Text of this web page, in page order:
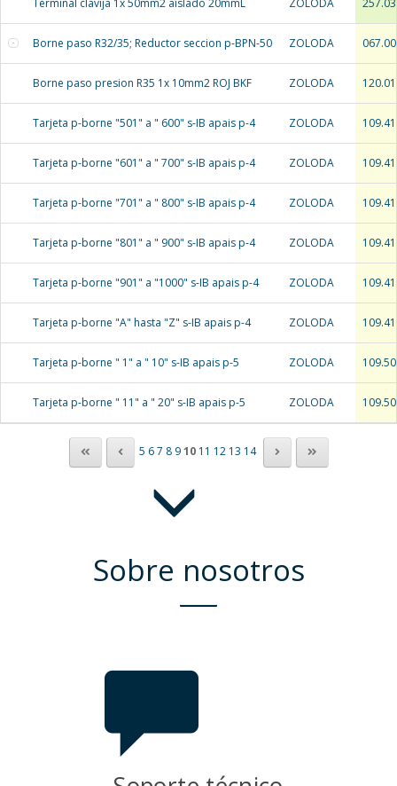
Borne paso R32/35; Reductor seccion p-BPN-50 ZOLODA
Borne paso presion R35 1x 10mm2 ROJ BKF ZOLODA
Tarjeta p-borne "501" a " 600" s-IB apais p-4 ZOLODA
Tarjeta p-borne "601" a " 700" s-IB apais p-4 ZOLODA
Tarjeta p-borne "701" a " 800" s-IB apais p-4 ZOLODA
Tarjeta p-borne "801" a " 900" s-IB apais p-4 ZOLODA
Tarjeta p-borne "901" a "1000" s-IB apais p-4 ZOLODA
Tarjeta p-borne "A" hasta "Z" s-IB apais p-4 ZOLODA
Tarjeta p-borne " 1" a " 10" s-IB apais p-5 ZOLODA
Tarjeta p-borne " 11" a " 20" s-IB apais p-5 ZOLODA
5 6 7 8 9 10 11 12 13 14
Sobre nosotros